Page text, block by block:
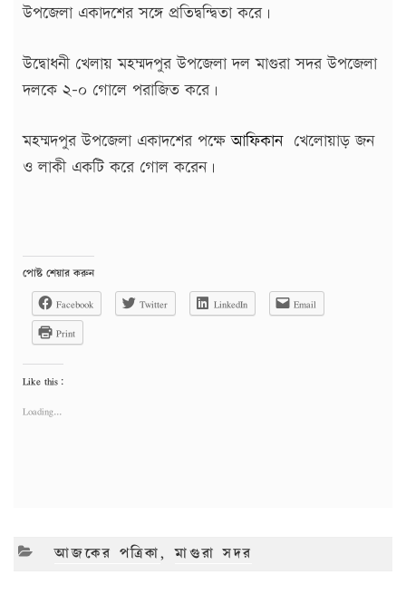
উপজেলা একাদশের সঙ্গে প্রতিদ্বন্দ্বিতা করে।
উদ্বোধনী খেলায় মহম্মদপুর উপজেলা দল মাগুরা সদর উপজেলা
দলকে ২-০ গোলে পরাজিত করে।
মহম্মদপুর উপজেলা একাদশের পক্ষেআফিকানখেলোয়াড় জন
ও লাকী একটি করে গোল করেন।
পোষ্ট শেয়ার করুন
Facebook
Twitter LinkedIn
Email
Print
Like this:
Loading...
CATEGORIES
আজকের পত্রিকা,মাগুরা সদর